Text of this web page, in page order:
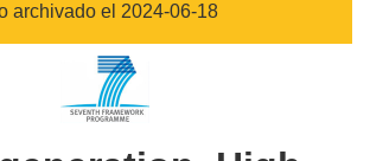
archivado el 2024-06-18